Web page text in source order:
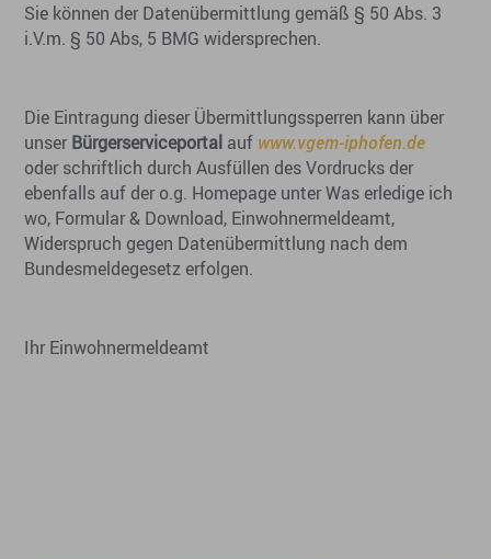
Sie können der Datenübermittlung gemäß § 50 Abs. 3
i.V.m. § 50 Abs, 5 BMG widersprechen.
Die Eintragung dieser Übermittlungssperren kann über
unserBürgerserviceportal auf www.vgem-iphofen.de
oder schriftlich durch Ausfüllen des Vordrucks der
ebenfalls auf der o.g. Homepage unter Was erledige ich
wo, Formular & Download, Einwohnermeldeamt,
Widerspruch gegen Datenübermittlung nach dem
Bundesmeldegesetz erfolgen.
Ihr Einwohnermeldeamt